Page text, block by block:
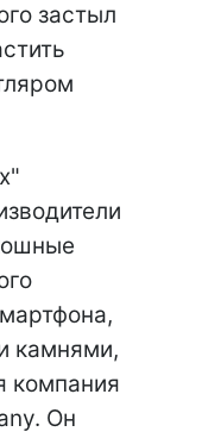
застыл
камнями,
компания
Он